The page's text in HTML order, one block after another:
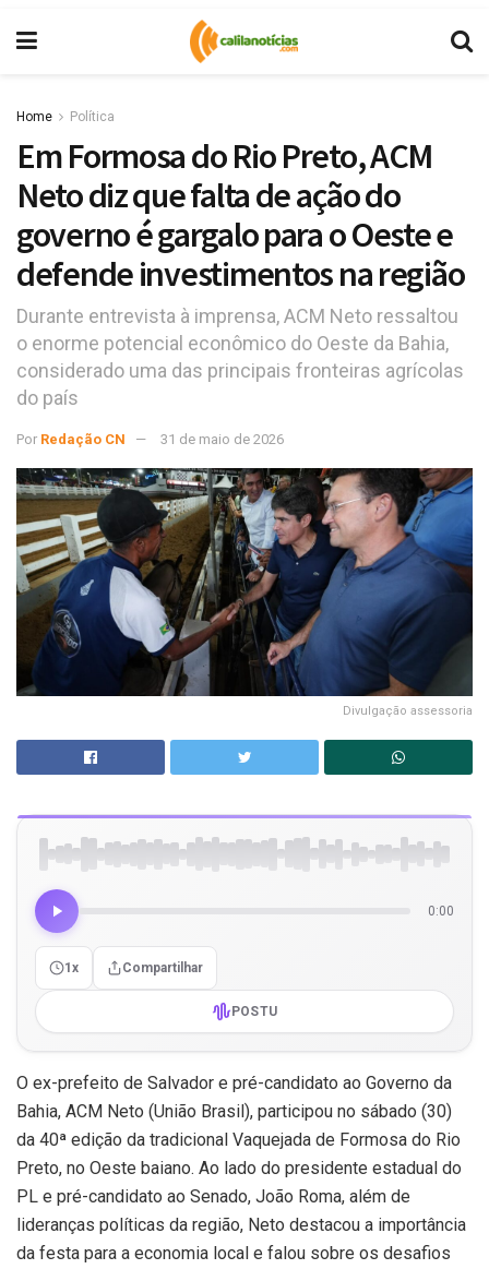
Home Política
Em Formosa do Rio Preto, ACM
Neto diz que falta de ação do
governo é gargalo para o Oeste e
defende investimentos na região
Durante entrevista à imprensa, ACM Neto ressaltou
o enorme potencial econômico do Oeste da Bahia,
considerado uma das principais fronteiras agrícolas
do país
Por Redação CN 31 de maio de 2026
Divulgação assessoria
0:00
1x Compartilhar
POSTU
O ex-prefeito de Salvador e pré-candidato ao Governo da
Bahia, ACM Neto (União Brasil), participou no sábado (30)
da 40ª edição da tradicional Vaquejada de Formosa do Rio
Preto, no Oeste baiano. Ao lado do presidente estadual do
PL e pré-candidato ao Senado, João Roma, além de
lideranças políticas da região, Neto destacou a importância
da festa para a economia local e falou sobre os desafios